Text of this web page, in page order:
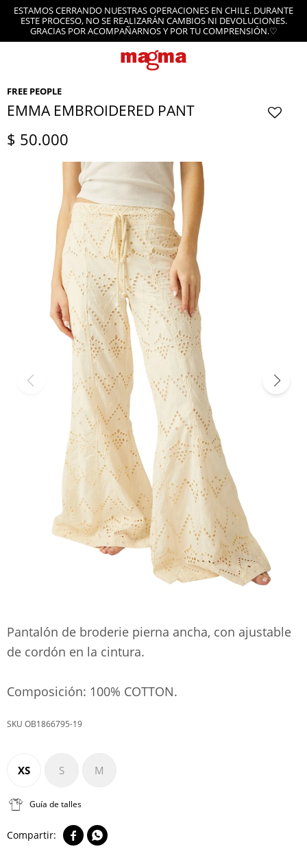
ESTAMOS CERRANDO NUESTRAS OPERACIONES EN CHILE. DURANTE
ESTE PROCESO, NO SE REALIZARÁN CAMBIOS NI DEVOLUCIONES.
GRACIAS POR ACOMPAÑARNOS Y POR TU COMPRENSIÓN.♡
FREE PEOPLE
EMMA EMBROIDERED PANT
$ 50.000
Pantalón de broderie pierna ancha, con ajustable
de cordón en la cintura.
Composición: 100% COTTON.
OB1866795-19
XS S M
Guía de talles
 